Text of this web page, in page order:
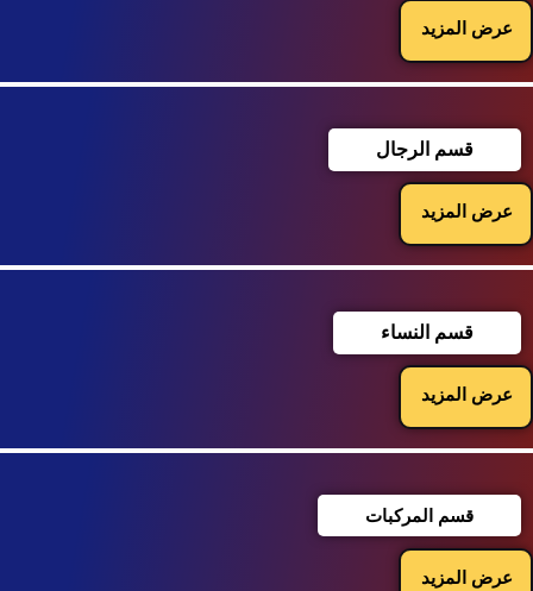
عرض المزيد
قسم الرجال
عرض المزيد
قسم النساء
عرض المزيد
قسم المركبات
عرض المزيد